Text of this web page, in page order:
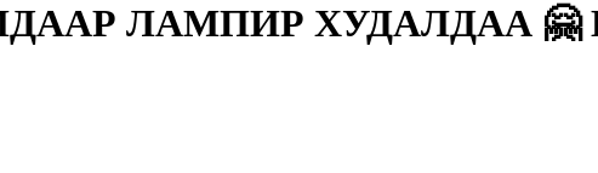
ЛАМПИР ХУДАЛДАА 🤗